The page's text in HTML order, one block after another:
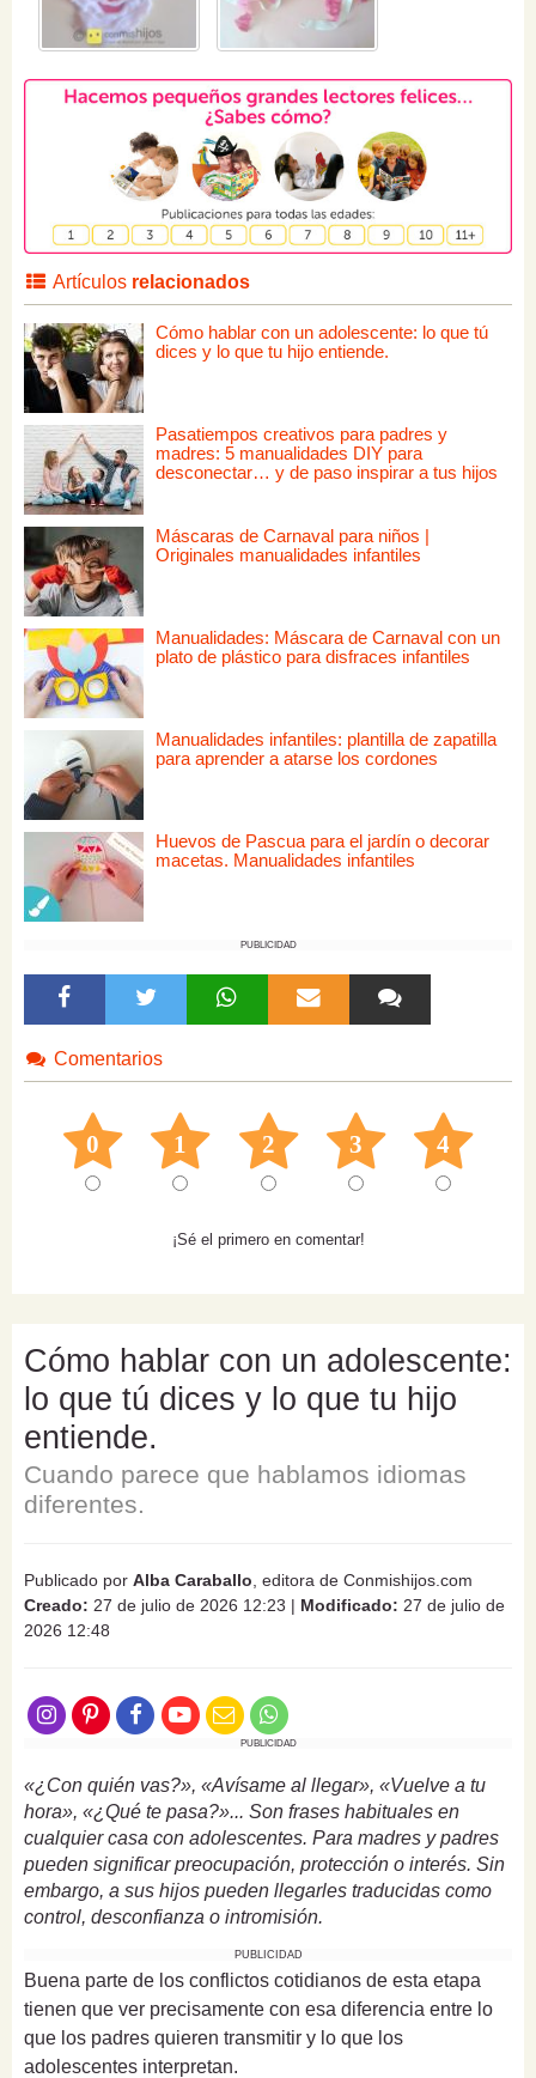
Artículos relacionados
Cómo hablar con un adolescente: lo que tú
dices y lo que tu hijo entiende.
Pasatiempos creativos para padres y
madres: 5 manualidades DIY para
desconectar… y de paso inspirar a tus hijos
Máscaras de Carnaval para niños |
Originales manualidades infantiles
Manualidades: Máscara de Carnaval con un
plato de plástico para disfraces infantiles
Manualidades infantiles: plantilla de zapatilla
para aprender a atarse los cordones
Huevos de Pascua para el jardín o decorar
macetas. Manualidades infantiles
PUBLICIDAD
Comentarios
0 1 2 3 4
¡Sé el primero en comentar!
Cómo hablar con un adolescente:
lo que tú dices y lo que tu hijo
entiende.
Cuando parece que hablamos idiomas
diferentes.
Publicado por Alba Caraballo, editora de Conmishijos.com
Creado: 27 de julio de 2026 12:23 | Modificado: 27 de julio de
2026 12:48
PUBLICIDAD
«¿Con quién vas?», «Avísame al llegar», «Vuelve a tu
hora», «¿Qué te pasa?»... Son frases habituales en
cualquier casa con adolescentes. Para madres y padres
pueden significar preocupación, protección o interés. Sin
embargo, a sus hijos pueden llegarles traducidas como
control, desconfianza o intromisión.
PUBLICIDAD
Buena parte de los conflictos cotidianos de esta etapa
tienen que ver precisamente con esa diferencia entre lo
que los padres quieren transmitir y lo que los
adolescentes interpretan.